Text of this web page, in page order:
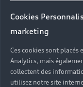
Cookies
marketing
Ces cookies sont placés
Analytics, mais
collectent des
utilisez notre site